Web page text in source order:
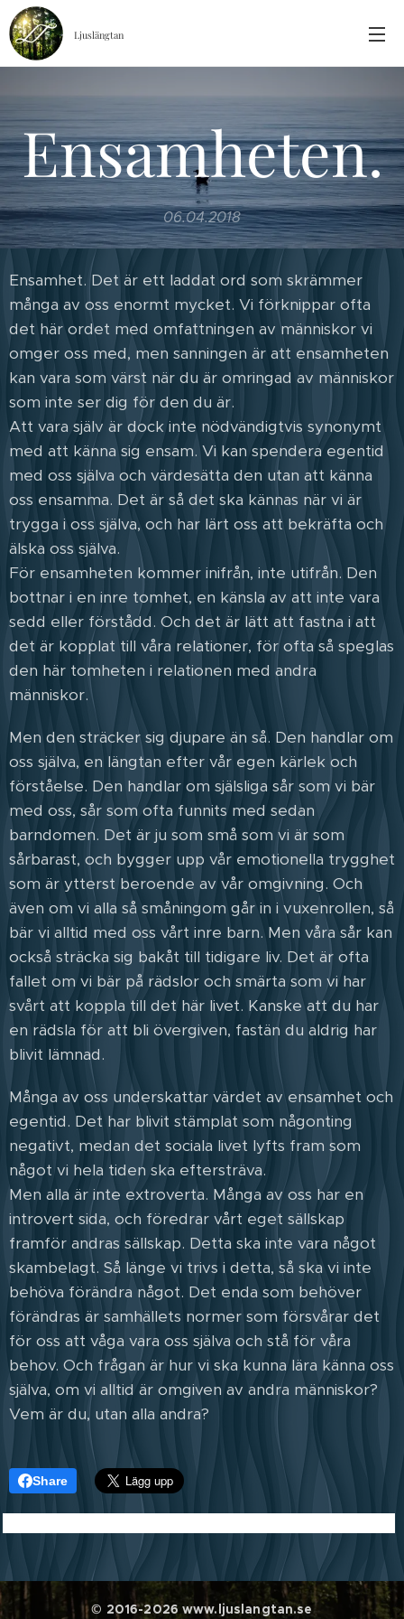
Ljuslängtan
Ensamheten.
06.04.2018
Ensamhet. Det är ett laddat ord som skrämmer
många av oss enormt mycket. Vi förknippar ofta
det här ordet med omfattningen av människor vi
omger oss med, men sanningen är att ensamheten
kan vara som värst när du är omringad av människor
som inte ser dig för den du är.
Att vara själv är dock inte nödvändigtvis synonymt
med att känna sig ensam. Vi kan spendera egentid
med oss själva och värdesätta den utan att känna
oss ensamma. Det är så det ska kännas när vi är
trygga i oss själva, och har lärt oss att bekräfta och
älska oss själva.
För ensamheten kommer inifrån, inte utifrån. Den
bottnar i en inre tomhet, en känsla av att inte vara
sedd eller förstådd. Och det är lätt att fastna i att
det är kopplat till våra relationer, för ofta så speglas
den här tomheten i relationen med andra
människor.
Men den sträcker sig djupare än så. Den handlar om
oss själva, en längtan efter vår egen kärlek och
förståelse. Den handlar om själsliga sår som vi bär
med oss, sår som ofta funnits med sedan
barndomen. Det är ju som små som vi är som
sårbarast, och bygger upp vår emotionella trygghet
som är ytterst beroende av vår omgivning. Och
även om vi alla så småningom går in i vuxenrollen, så
bär vi alltid med oss vårt inre barn. Men våra sår kan
också sträcka sig bakåt till tidigare liv. Det är ofta
fallet om vi bär på rädslor och smärta som vi har
svårt att koppla till det här livet. Kanske att du har
en rädsla för att bli övergiven, fastän du aldrig har
blivit lämnad.
Många av oss underskattar värdet av ensamhet och
egentid. Det har blivit stämplat som någonting
negativt, medan det sociala livet lyfts fram som
något vi hela tiden ska eftersträva.
Men alla är inte extroverta. Många av oss har en
introvert sida, och föredrar vårt eget sällskap
framför andras sällskap. Detta ska inte vara något
skambelagt. Så länge vi trivs i detta, så ska vi inte
behöva förändra något. Det enda som behöver
förändras är samhällets normer som försvårar det
för oss att våga vara oss själva och stå för våra
behov. Och frågan är hur vi ska kunna lära känna oss
själva, om vi alltid är omgiven av andra människor?
Vem är du, utan alla andra?
Share
© 2016-2026 www.ljuslangtan.se